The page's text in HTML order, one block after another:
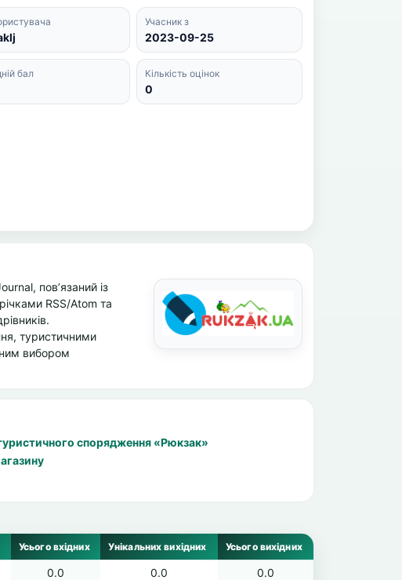
Учасник з
2023-09-25
бал Кількість оцінок
0
пов’язаний із
RSS/Atom та
туристичними
вибором
спорядження «Рюкзак»
Усього вхідних Унікальних вихідних Усього вихідних
0.0 0.0
0.0